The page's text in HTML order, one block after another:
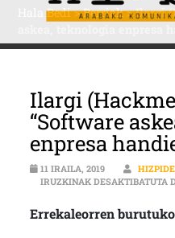
Hala Bedi>Berriak>Ilargi
Ilargi
“Software
enpresa
11 IRAILA, 2019
IRUZKINAK DESAKTIBATUTA
Errekaleorren